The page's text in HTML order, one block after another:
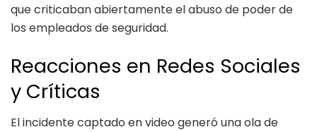
que criticaban abiertamente el abuso de poder de
los empleados de seguridad.
Reacciones en Redes Sociales
y Críticas
El incidente captado en video generó una ola de